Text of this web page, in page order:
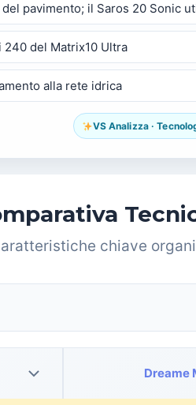
pavimento; il Saros 20 Sonic
del Matrix10 Ultra
alla rete idrica
VS Analizza ·
chiave
Dreame